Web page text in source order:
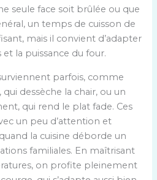
seule face soit brûlée ou que
un temps de cuisson de
mais il convient d’adapter
la puissance du four.
parfois, comme
dessèche la chair, ou un
qui rend le plat fade. Ces
un peu d’attention et
la cuisine déborde un
familiales. En maîtrisant
on profite pleinement